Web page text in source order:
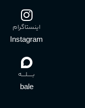
اینستاگرام
Instagram
بـــــلــــه
bale